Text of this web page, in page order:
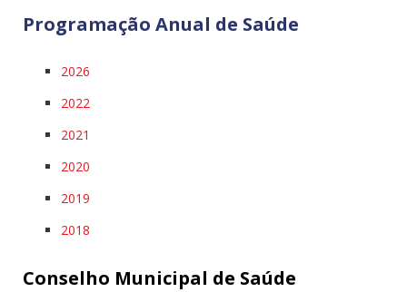
Programação Anual de Saúde
2026
2022
2021
2020
2019
2018
Conselho Municipal de Saúde